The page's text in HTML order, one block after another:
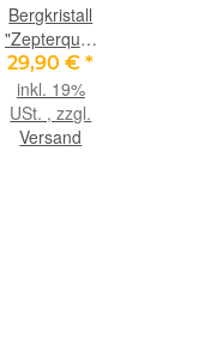
Bergkristall
"Zepterquarz
/
Szepterquarz"
Natur-
Kristall -
29,90 €*
inkl. 19%
USt. , zzgl.
Versand